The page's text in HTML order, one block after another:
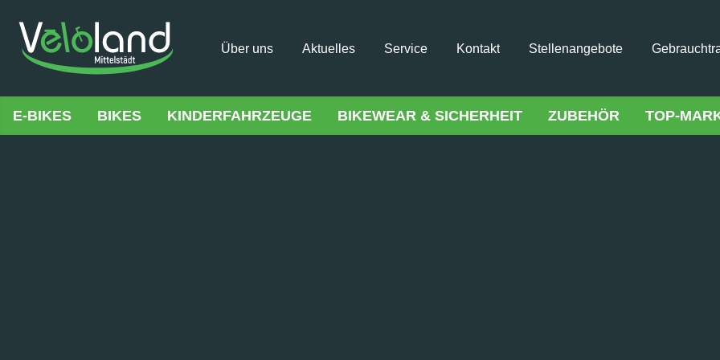
Über uns Aktuelles Service Kontakt Stellenangebote
E-BIKES BIKES KINDERFAHRZEUGE BIKEWEAR & SICHERHEIT ZUBEHÖR TOP-